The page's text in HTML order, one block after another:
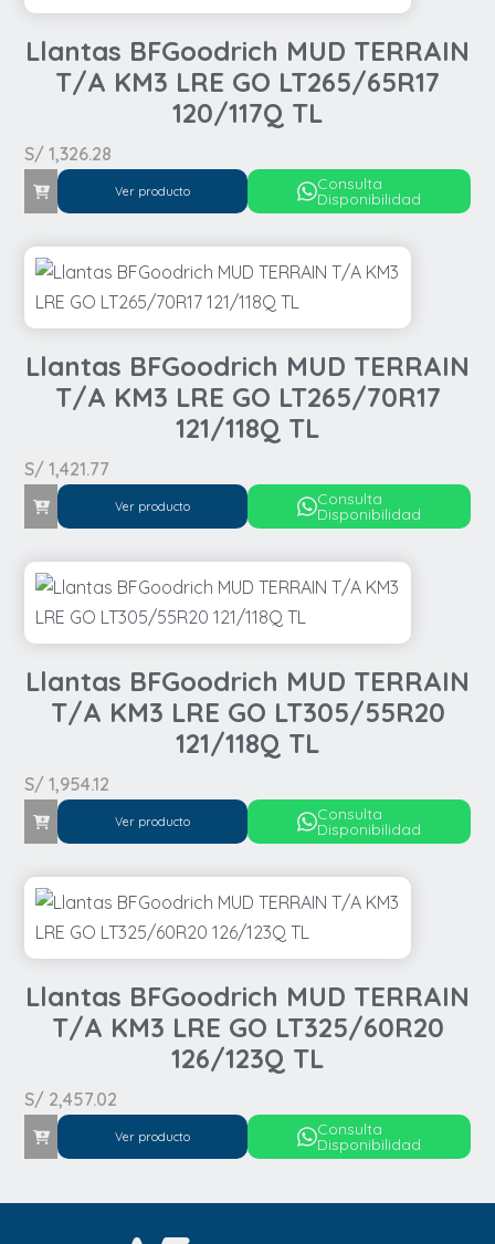
Llantas BFGoodrich MUD TERRAIN
T/A KM3 LRE GO LT265/65R17
120/117Q TL
S/ 1,326.28
Ver producto Consulta
Disponibilidad
Llantas BFGoodrich MUD TERRAIN
T/A KM3 LRE GO LT265/70R17
121/118Q TL
S/ 1,421.77
Ver producto Consulta
Disponibilidad
Llantas BFGoodrich MUD TERRAIN
T/A KM3 LRE GO LT305/55R20
121/118Q TL
S/ 1,954.12
Ver producto Consulta
Disponibilidad
Llantas BFGoodrich MUD TERRAIN
T/A KM3 LRE GO LT325/60R20
126/123Q TL
S/ 2,457.02
Ver producto Consulta
Disponibilidad